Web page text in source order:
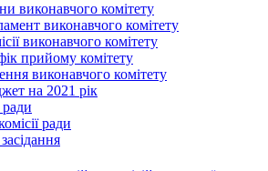
виконавчого комітету
виконавчого комітету
виконавчого комітету
прийому комітету
виконавчого комітету
на 2021 рік
ради